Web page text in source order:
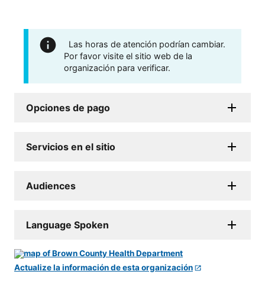
Las horas de atención podrían cambiar.
Por favor visite el sitio web de la
organización para verificar.
Opciones de pago
Servicios en el sitio
Audiences
Language Spoken
Actualize la información de esta organización